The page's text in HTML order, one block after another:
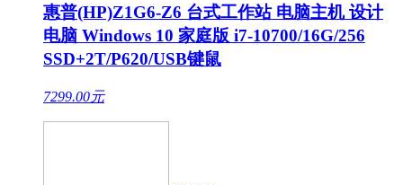
惠普(HP)Z1G6-Z6 台式工作站 电脑主机 设计
电脑 Windows 10 家庭版 i7-10700/16G/256
SSD+2T/P620/USB键鼠
7299.00元